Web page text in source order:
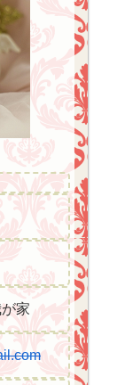
家